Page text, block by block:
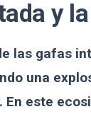
y
las gafas
una
En este